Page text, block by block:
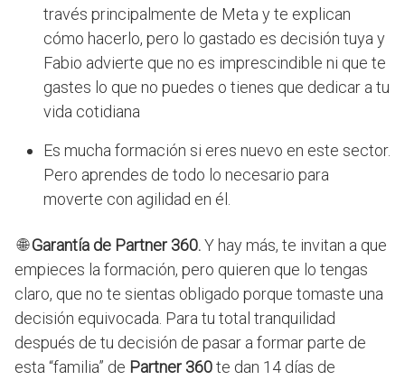
través principalmente de Meta y te explican
cómo hacerlo, pero lo gastado es decisión tuya y
Fabio advierte que no es imprescindible ni que te
gastes lo que no puedes o tienes que dedicar a tu
vida cotidiana
Es mucha formación si eres nuevo en este sector.
Pero aprendes de todo lo necesario para
moverte con agilidad en él.
🌐Garantía de Partner 360.Y hay más, te invitan a que
empieces la formación, pero quieren que lo tengas
claro, que no te sientas obligado porque tomaste una
decisión equivocada. Para tu total tranquilidad
después de tu decisión de pasar a formar parte de
esta “familia” de Partner 360te dan 14 días de